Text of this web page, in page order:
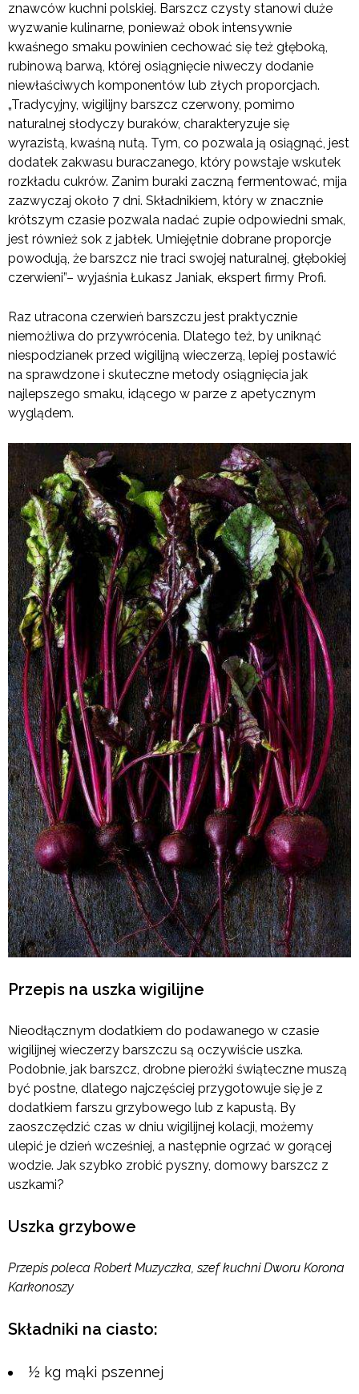
znawców kuchni polskiej. Barszcz czysty stanowi duże
wyzwanie kulinarne, ponieważ obok intensywnie
kwaśnego smaku powinien cechować się też głęboką,
rubinową barwą, której osiągnięcie niweczy dodanie
niewłaściwych komponentów lub złych proporcjach.
„Tradycyjny, wigilijny barszcz czerwony, pomimo
naturalnej słodyczy buraków, charakteryzuje się
wyrazistą, kwaśną nutą. Tym, co pozwala ją osiągnąć, jest
dodatek zakwasu buraczanego, który powstaje wskutek
rozkładu cukrów. Zanim buraki zaczną fermentować, mija
zazwyczaj około 7 dni. Składnikiem, który w znacznie
krótszym czasie pozwala nadać zupie odpowiedni smak,
jest również sok z jabłek. Umiejętnie dobrane proporcje
powodują, że barszcz nie traci swojej naturalnej, głębokiej
czerwieni”– wyjaśnia Łukasz Janiak, ekspert firmy Profi.
Raz utracona czerwień barszczu jest praktycznie
niemożliwa do przywrócenia. Dlatego też, by uniknąć
niespodzianek przed wigilijną wieczerzą, lepiej postawić
na sprawdzone i skuteczne metody osiągnięcia jak
najlepszego smaku, idącego w parze z apetycznym
wyglądem.
Przepis na uszka wigilijne
Nieodłącznym dodatkiem do podawanego w czasie
wigilijnej wieczerzy barszczu są oczywiście uszka.
Podobnie, jak barszcz, drobne pierożki świąteczne muszą
być postne, dlatego najczęściej przygotowuje się je z
dodatkiem farszu grzybowego lub z kapustą. By
zaoszczędzić czas w dniu wigilijnej kolacji, możemy
ulepić je dzień wcześniej, a następnie ogrzać w gorącej
wodzie. Jak szybko zrobić pyszny, domowy barszcz z
uszkami?
Uszka grzybowe
Przepis poleca Robert Muzyczka, szef kuchni Dworu Korona
Karkonoszy
Składniki na ciasto:
½ kg mąki pszennej